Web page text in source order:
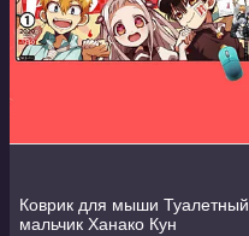
Коврик для мыши Туалетный
мальчик Ханако Кун